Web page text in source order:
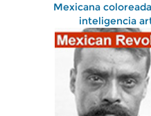
Mexicana
inteligencia